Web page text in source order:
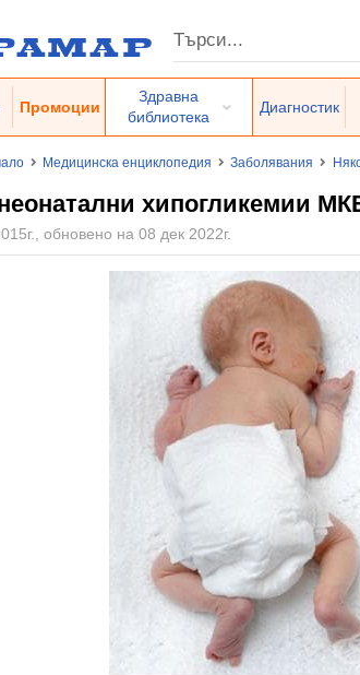
Промоции
Здравна
библиотека
Диагностик
Медицинска енциклопедия Заболявания
хипогликемии
обновено на 08 дек 2022г.